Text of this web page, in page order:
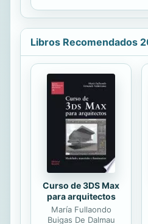
comérsela
la última
«problemas»
porque ella
llevarla a
enfermo, sino
salvavidas
imaginación,
realista,...
Libros Recomendados
Curso de 3DS Max
para arquitectos
María Fullaondo
Buigas De Dalmau